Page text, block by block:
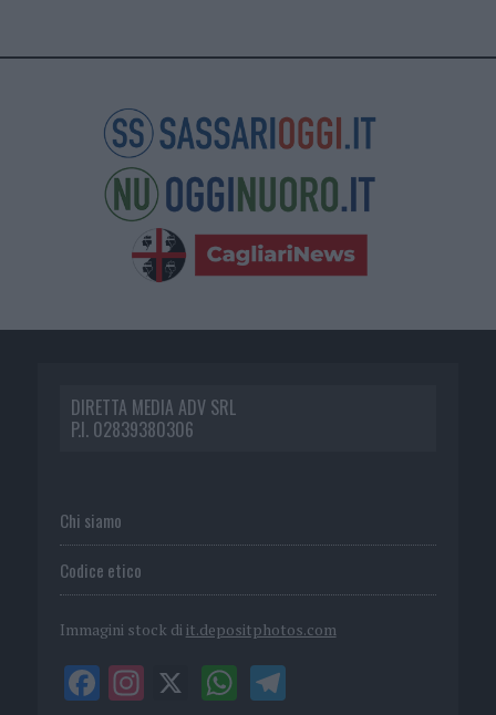
DIRETTA MEDIA ADV SRL
P.I. 02839380306
Chi siamo
Codice etico
Immagini stock di it.depositphotos.com